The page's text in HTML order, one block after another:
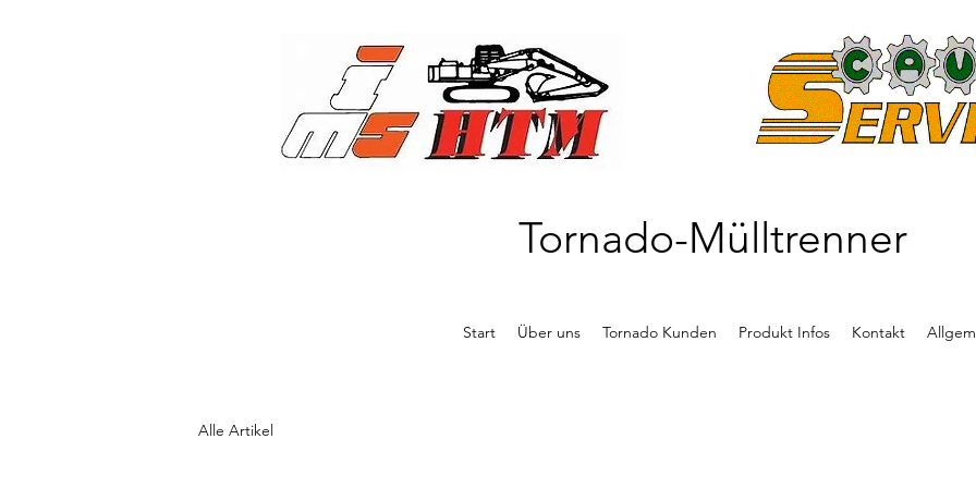
Tornado-Mülltrenner
Start Über uns Tornado Kunden Produkt Infos Kontakt
Alle Artikel